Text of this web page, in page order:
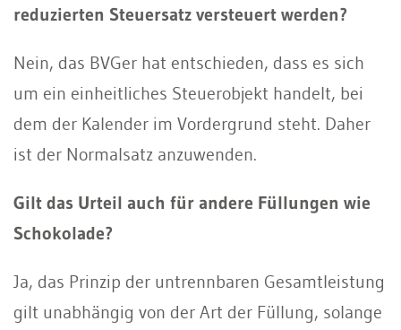
reduzierten Steuersatz versteuert werden?
Nein, das BVGer hat entschieden, dass es sich
um ein einheitliches Steuerobjekt handelt, bei
dem der Kalender im Vordergrund steht. Daher
ist der Normalsatz anzuwenden.
Gilt das Urteil auch für andere Füllungen wie
Schokolade?
Ja, das Prinzip der untrennbaren Gesamtleistung
gilt unabhängig von der Art der Füllung, solange